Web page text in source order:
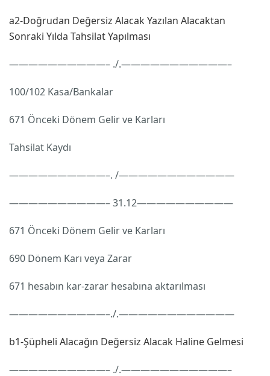
a2-Doğrudan Değersiz Alacak Yazılan Alacaktan
Sonraki Yılda Tahsilat Yapılması
——————————– ./.———————————–
100/102 Kasa/Bankalar
671 Önceki Dönem Gelir ve Karları
Tahsilat Kaydı
——————————–. /————————————
——————————– 31.12——————————
671 Önceki Dönem Gelir ve Karları
690 Dönem Karı veya Zarar
671 hesabın kar-zarar hesabına aktarılması
——————————–./.————————————
b1-Şüpheli Alacağın Değersiz Alacak Haline Gelmesi
——————————– ./.———————————–